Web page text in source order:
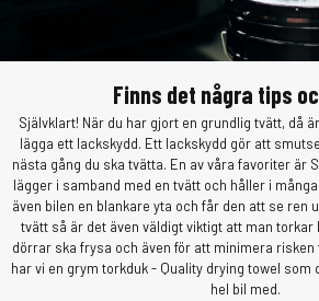
Finns det några tips
Självklart! När du har gjort en grundlig tvätt, då
lägga ett lackskydd. Ett lackskydd gör att
nästa gång du ska tvätta. En av våra favoriter är
lägger i samband med en tvätt och håller i
även bilen en blankare yta och får den att se ren
tvätt så är det även väldigt viktigt att man
dörrar ska frysa och även för att minimera
har vi en grym torkduk - Quality drying towel som
hel bil med.